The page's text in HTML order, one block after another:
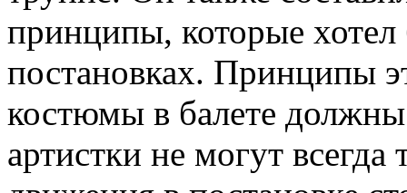
принципы, которые хотел
постановках. Принципы
костюмы в балете
артистки не могут